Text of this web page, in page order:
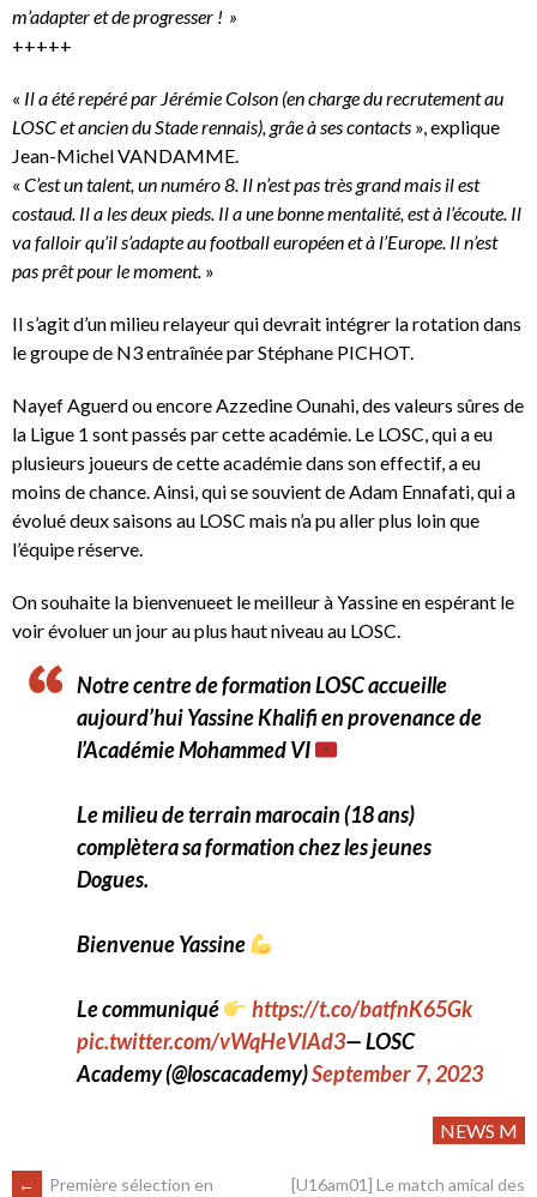
m’adapter et de progresser ! »
+++++
« Il a été repéré par Jérémie Colson (en charge du recrutement au
LOSC et ancien du Stade rennais), grâe à ses contacts », explique
Jean-Michel VANDAMME.
« C’est un talent, un numéro 8. Il n’est pas très grand mais il est
costaud. Il a les deux pieds. Il a une bonne mentalité, est à l’écoute. Il
va falloir qu’il s’adapte au football européen et à l’Europe. Il n’est
pas prêt pour le moment. »
Il s’agit d’un milieu relayeur qui devrait intégrer la rotation dans
le groupe de N3 entraînée par Stéphane PICHOT.
Nayef Aguerd ou encore Azzedine Ounahi, des valeurs sûres de
la Ligue 1 sont passés par cette académie. Le LOSC, qui a eu
plusieurs joueurs de cette académie dans son effectif, a eu
moins de chance. Ainsi, qui se souvient de Adam Ennafati, qui a
évolué deux saisons au LOSC mais n’a pu aller plus loin que
l’équipe réserve.
On souhaite la bienvenueet le meilleur à Yassine en espérant le
voir évoluer un jour au plus haut niveau au LOSC.
Notre centre de formation LOSC accueille
aujourd’hui Yassine Khalifi en provenance de
l’Académie Mohammed VI
Le milieu de terrain marocain (18 ans)
complètera sa formation chez les jeunes
Dogues.
Bienvenue Yassine
Le communiqué
https://t.co/batfnK65Gk
pic.twitter.com/vWqHeVIAd3— LOSC
Academy (@loscacademy)September 7, 2023
NEWS M
←
Première sélection en
[U16am01] Le match amical des